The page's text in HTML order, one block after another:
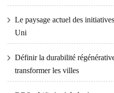
Le paysage actuel des
Uni
Définir la durabilité
transformer les villes